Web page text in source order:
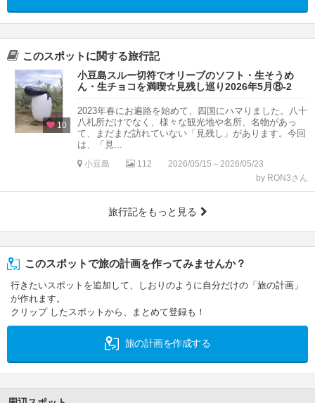
このスポットに関する旅行記
10
小豆島スルー切符でオリーブのソフト・生そうめ
ん・生チョコを満喫☆見残し巡り2026年5月⑧-2
2023年春にお遍路を始めて、四国にハマりました。八十
八札所だけでなく、様々な観光地や名所、名物があっ
て、まだまだ訪れていない「見残し」があります。今回
は、「見...
小豆島 112
2026/05/15～2026/05/23
by RON3さん
旅行記をもっと見る
このスポットで旅の計画を作ってみませんか？
行きたいスポットを追加して、しおりのように自分だけの「旅の計画」
が作れます。
クリップ したスポットから、まとめて登録も！
旅の計画を作成する